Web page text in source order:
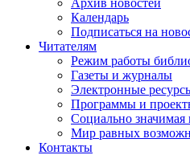
Архив новостей
Календарь
Подписаться на
Читателям
Режим работы
Газеты и журналы
Электронные
Программы и
Социально
Мир равных
Контакты